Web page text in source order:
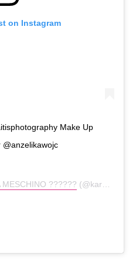
on Instagram
Make Up
MESCHINO ?????? (@karolinameschino) on